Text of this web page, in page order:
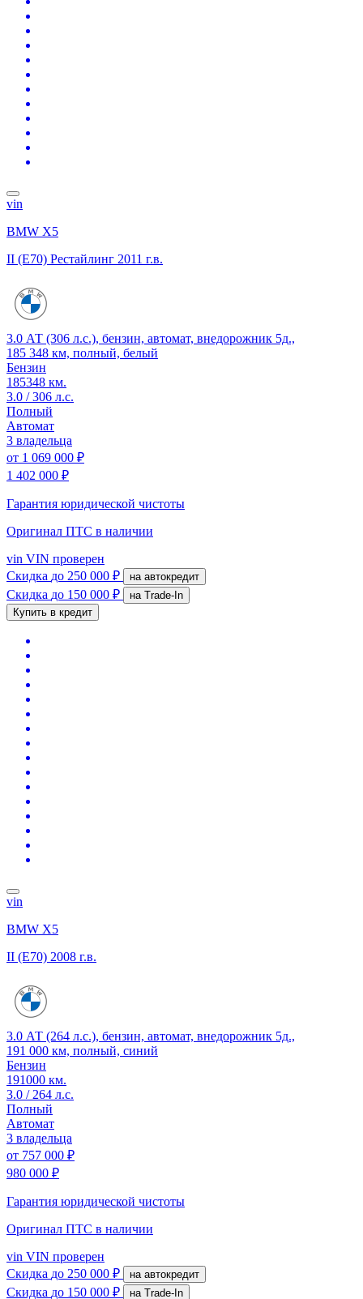
vin
BMW X5
II (E70) Рестайлинг 2011 г.в.
3.0 АТ (306 л.с.), бензин, автомат, внедорожник 5д.,
185 348 км, полный, белый
Бензин
185348 км.
3.0 / 306 л.с.
Полный
Автомат
3 владельца
от 1 069 000 ₽
1 402 000 ₽
Гарантия юридической чистоты
Оригинал ПТС в наличии
vin VIN проверен
Скидка до 250 000 ₽ на автокредит
Скидка до 150 000 ₽
на Trade-In
Купить в кредит
vin
BMW X5
II (E70) 2008 г.в.
3.0 АТ (264 л.с.), бензин, автомат, внедорожник 5д.,
191 000 км, полный, синий
Бензин
191000 км.
3.0 / 264 л.с.
Полный
Автомат
3 владельца
от 757 000 ₽
980 000 ₽
Гарантия юридической чистоты
Оригинал ПТС в наличии
vin VIN проверен
Скидка до 250 000 ₽ на автокредит
Скидка до 150 000 ₽
на Trade-In